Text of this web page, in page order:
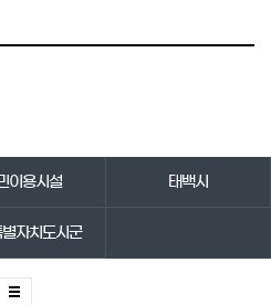
이용시설 태백시
별자치도시군